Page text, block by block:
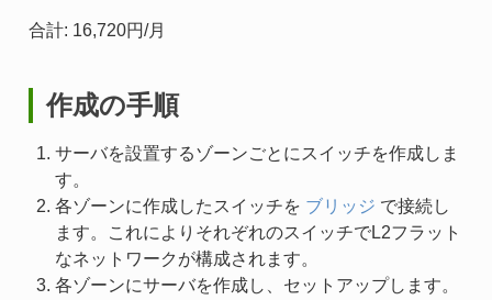
合計: 16,720円/月
作成の手順
サーバを設置するゾーンごとにスイッチを作成しま
す。
各ゾーンに作成したスイッチを ブリッジ で接続し
ます。これによりそれぞれのスイッチでL2フラット
なネットワークが構成されます。
各ゾーンにサーバを作成し、セットアップします。